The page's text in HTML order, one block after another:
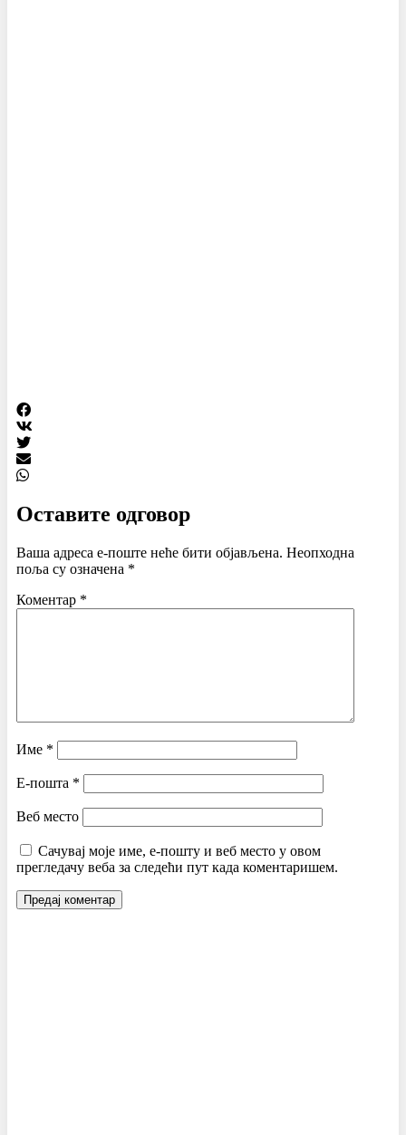
Оставите одговор
Ваша адреса е-поште неће бити објављена. Неопходна
поља су означена *
Коментар *
Име *
Е-пошта *
Веб место
Сачувај моје име, е-пошту и веб место у овом
прегледачу веба за следећи пут када коментаришем.